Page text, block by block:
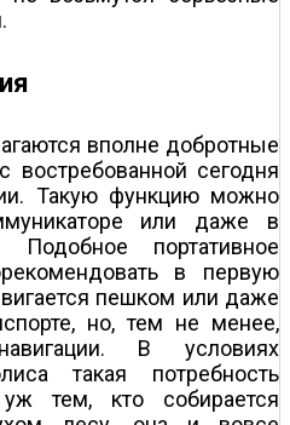
вполне добротные
сегодня
Такую функцию можно
или даже в
Подобное портативное
в первую
пешком или даже
но, тем не менее,
В условиях
такая потребность
тем, кто собирается